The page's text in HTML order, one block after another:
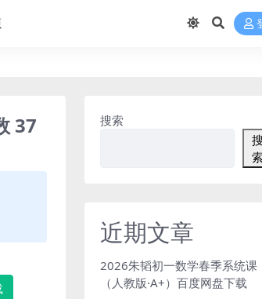
37
搜索
搜
近期文章
2026朱韬初一数学春季系统课
（人教版·A+）百度网盘下载